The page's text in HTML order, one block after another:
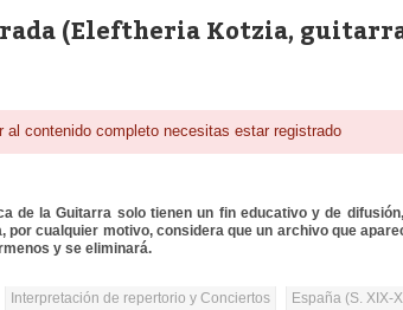
(Eleftheria Kotzia,
al contenido completo necesitas estar registrado
de la Guitarra solo tienen un fin educativo y de
cualquier motivo, considera que un archivo que
y se eliminará.
Interpretación de repertorio y Conciertos España (S. XIX-